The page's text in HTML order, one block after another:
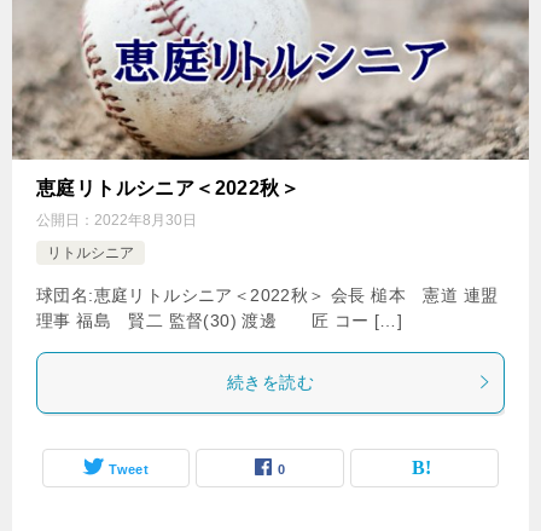
恵庭リトルシニア＜2022秋＞
公開日： 2022年8月30日
リトルシニア
球団名:恵庭リトルシニア＜2022秋＞ 会長 槌本 憲道 連盟
理事 福島 賢二 監督(30) 渡邊 匠 コー […]
続きを読む
Tweet 0